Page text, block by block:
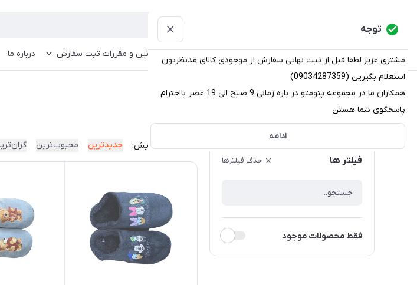
توجه
مشتری عزیز لطفا قبل از ثبت نهایی سفارش از موجودی کالای مدنظرتون
استعلام بگیرین (09034287359)
همکاران ما در مجموعه پتومتو در بازه زمانی 9 صبح الی 19 عصر بااحترام
پاسخگوی شما هستن
ادامه
دسته‌بندی کالاها خانه دسته بندی محصولات قوانین و مقررات ثبت سفارش درباره ما
دمپایی روفرشی
فیلتر ها حذف فیلترها
فقط محصولات موجود
ترتیب نمایش: جدیدترین محبوب‌ترین